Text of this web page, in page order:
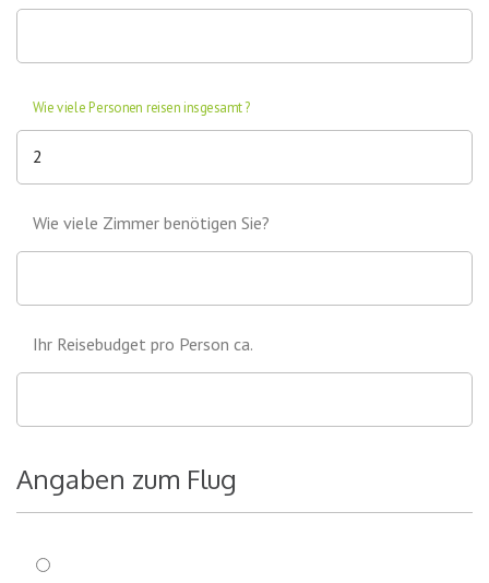
Wie viele Personen reisen insgesamt?
Wie viele Zimmer benötigen Sie?
Ihr Reisebudget pro Person ca.
Angaben zum Flug